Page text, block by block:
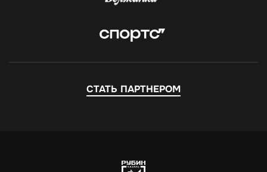
СТАТЬ ПАРТНЕРОМ